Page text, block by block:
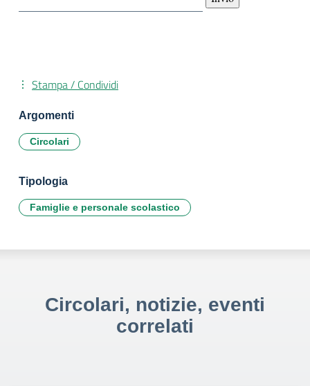
Stampa / Condividi
Argomenti
Circolari
Tipologia
Famiglie e personale scolastico
Circolari, notizie, eventi
correlati